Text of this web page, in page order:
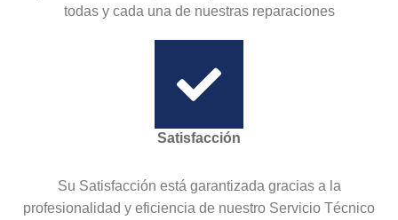
todas y cada una de nuestras reparaciones
Satisfacción
Su Satisfacción está garantizada gracias a la
profesionalidad y eficiencia de nuestro Servicio Técnico